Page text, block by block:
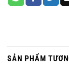
SẢN PHẨM